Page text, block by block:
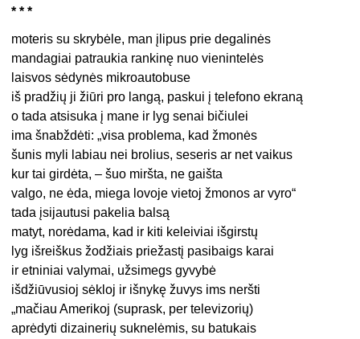
* * *
moteris su skrybėle, man įlipus prie degalinės
mandagiai patraukia rankinę nuo vienintelės
laisvos sėdynės mikroautobuse
iš pradžių ji žiūri pro langą, paskui į telefono ekraną
o tada atsisuka į mane ir lyg senai bičiulei
ima šnabždėti: „visa problema, kad žmonės
šunis myli labiau nei brolius, seseris ar net vaikus
kur tai girdėta, – šuo miršta, ne gaišta
valgo, ne ėda, miega lovoje vietoj žmonos ar vyro“
tada įsijautusi pakelia balsą
matyt, norėdama, kad ir kiti keleiviai išgirstų
lyg išreiškus žodžiais priežastį pasibaigs karai
ir etniniai valymai, užsimegs gyvybė
išdžiūvusioj sėkloj ir išnykę žuvys ims neršti
„mačiau Amerikoj (suprask, per televizorių)
aprėdyti dizainerių suknelėmis, su batukais